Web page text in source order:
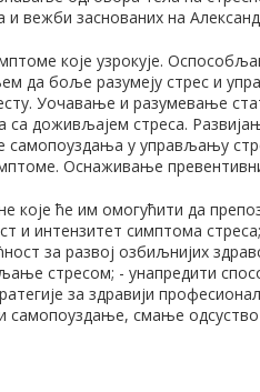
вежби заснованих на
које узрокује.
да боље разумеју стрес и
Уочавање и разумевање
доживљајем стреса.
у управљању
Оснаживање
које ће им омогућити да
и интензитет симптома
за развој озбиљнијих
стресом; - унапредити
за здравији
самопоуздање, смање одсуство